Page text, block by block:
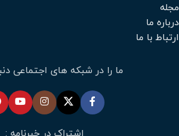
مجله
درباره ما
ارتباط با ما
ما را در شبکه های اجتماعی